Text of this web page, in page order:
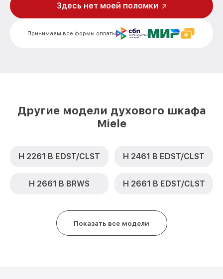
Замена шнура питания H 5240 B AL Miele
Замена термодатчика H 5240 B AL Miele от 900₽
Принимаем все формы оплаты
Здесь нет моей поломки
Другие модели духового шкафа
Miele
H 2261 B EDST/CLST H 2461 B EDST/CLST
H 2661 B BRWS H 2661 B EDST/CLST
Показать все модели